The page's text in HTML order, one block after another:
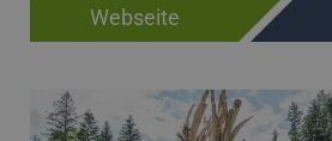
Webseite